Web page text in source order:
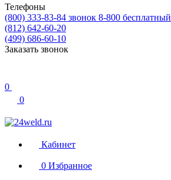
Телефоны
(800) 333-83-84 звонок 8-800 бесплатный
(812) 642-60-20
(499) 686-60-10
Заказать звонок
0
0
Кабинет
0 Избранное